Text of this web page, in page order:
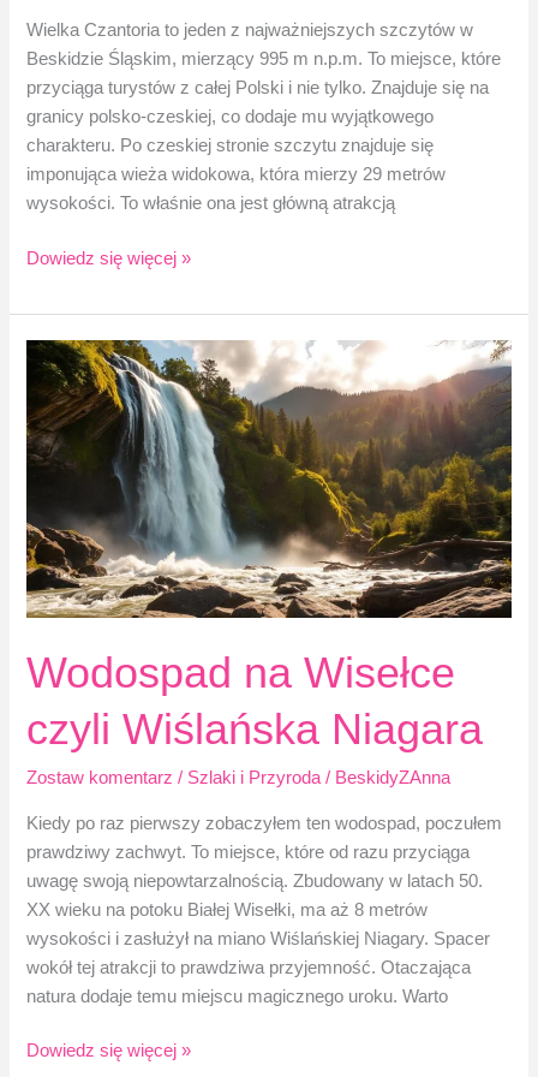
Wielka Czantoria to jeden z najważniejszych szczytów w
Beskidzie Śląskim, mierzący 995 m n.p.m. To miejsce, które
przyciąga turystów z całej Polski i nie tylko. Znajduje się na
granicy polsko-czeskiej, co dodaje mu wyjątkowego
charakteru. Po czeskiej stronie szczytu znajduje się
imponująca wieża widokowa, która mierzy 29 metrów
wysokości. To właśnie ona jest główną atrakcją
Wieża
na
Czantorii
Wielkiej
Beskidach
Dowiedz się więcej »
Wodospad na Wisełce
czyli Wiślańska Niagara
Zostaw komentarz / Szlaki i Przyroda / BeskidyZAnna
Kiedy po raz pierwszy zobaczyłem ten wodospad, poczułem
prawdziwy zachwyt. To miejsce, które od razu przyciąga
uwagę swoją niepowtarzalnością. Zbudowany w latach 50.
XX wieku na potoku Białej Wisełki, ma aż 8 metrów
wysokości i zasłużył na miano Wiślańskiej Niagary. Spacer
wokół tej atrakcji to prawdziwa przyjemność. Otaczająca
natura dodaje temu miejscu magicznego uroku. Warto
Wodospad
Dowiedz się więcej »